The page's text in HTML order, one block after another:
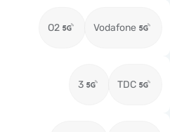
O2 Vodafone
3 TDC